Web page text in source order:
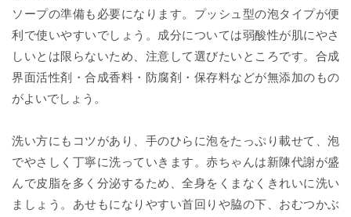
ソープの準備も必要になります。プッシュ型の泡タイプが便
利で使いやすいでしょう。成分については弱酸性が肌にやさ
しいとは限らないため、注意して選びたいところです。合成
界面活性剤・合成香料・防腐剤・保存料などが無添加のもの
がよいでしょう。
洗い方にもコツがあり、手のひらに泡をたっぷり載せて、泡
でやさしく丁寧に洗っていきます。赤ちゃんは新陳代謝が盛
んで皮脂を多く分泌するため、全身をくまなくきれいに洗い
ましょう。あせもになりやすい首回りや脇の下、おむつかぶ